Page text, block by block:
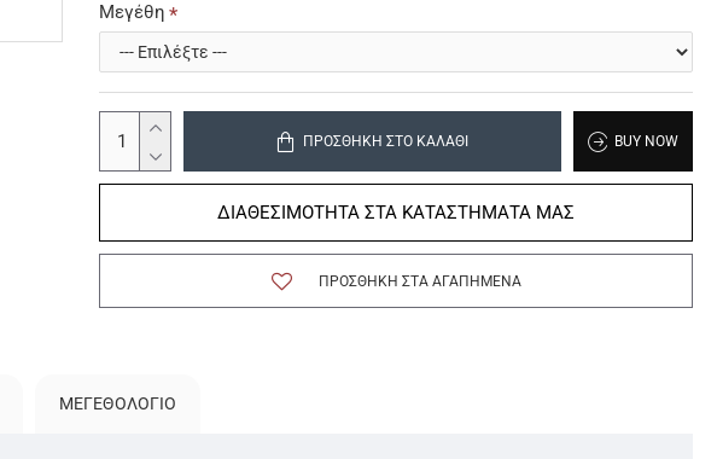
Μεγέθη
ΠΡΟΣΘΉΚΗ ΣΤΟ ΚΑΛΆΘΙ BUY NOW
ΔΙΑΘΕΣΙΜΟΤΗΤΑ ΣΤΑ ΚΑΤΑΣΤΗΜΑΤΑ ΜΑΣ
ΠΡΟΣΘΉΚΗ ΣΤΑ ΑΓΑΠΗΜΈΝΑ
ΜΕΓΕΘΟΛΌΓΙΟ